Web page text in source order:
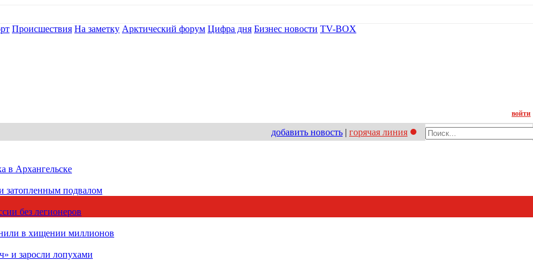
Происшествия На заметку Арктический форум Цифра дня Бизнес новости TV-BOX
войти
добавить новость | горячая линия
в Архангельске
затопленным подвалом
без легионеров
в хищении миллионов
и заросли лопухами